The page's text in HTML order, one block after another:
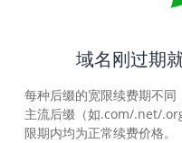
域名刚过期
每种后缀的宽限续费期不
主流后缀（如.com/.net/
限期内均为正常续费价格。